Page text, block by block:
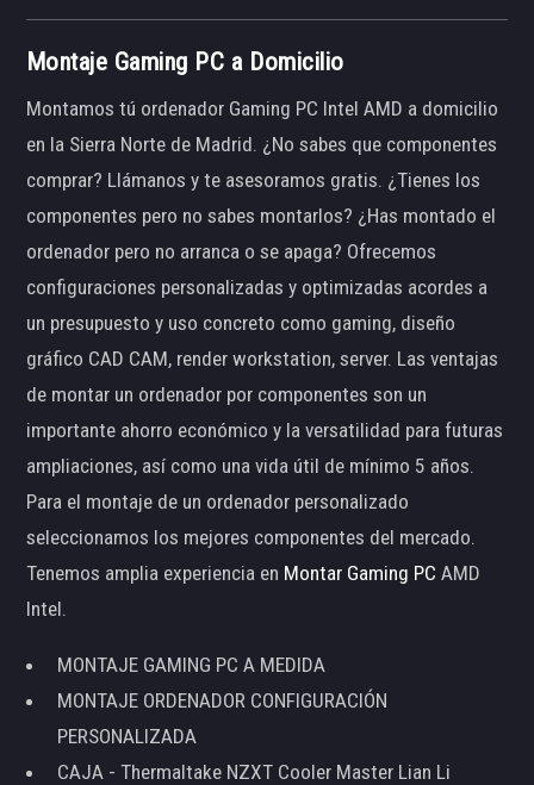
Montaje Gaming PC a Domicilio
Montamos tú ordenador Gaming PC Intel AMD a domicilio
en la Sierra Norte de Madrid. ¿No sabes que componentes
comprar? Llámanos y te asesoramos gratis. ¿Tienes los
componentes pero no sabes montarlos? ¿Has montado el
ordenador pero no arranca o se apaga? Ofrecemos
configuraciones personalizadas y optimizadas acordes a
un presupuesto y uso concreto como gaming, diseño
gráfico CAD CAM, render workstation, server. Las ventajas
de montar un ordenador por componentes son un
importante ahorro económico y la versatilidad para futuras
ampliaciones, así como una vida útil de mínimo 5 años.
Para el montaje de un ordenador personalizado
seleccionamos los mejores componentes del mercado.
Tenemos amplia experiencia en Montar Gaming PC AMD
Intel.
MONTAJE GAMING PC A MEDIDA
MONTAJE ORDENADOR CONFIGURACIÓN
PERSONALIZADA
CAJA - Thermaltake NZXT Cooler Master Lian Li